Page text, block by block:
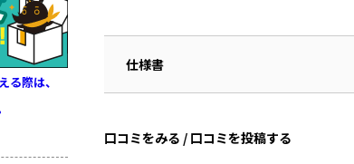
る際は、
仕様書
口コミをみる / 口コミを投稿する